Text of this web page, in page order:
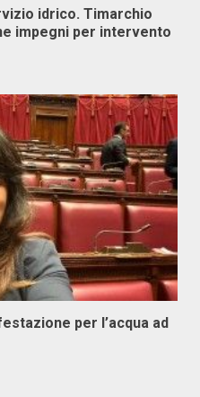
idrico. Timarchio
impegni per intervento
per l’acqua ad